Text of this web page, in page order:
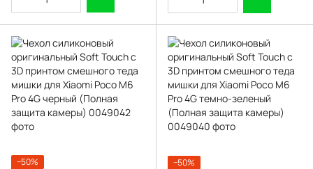
−50%
−50%